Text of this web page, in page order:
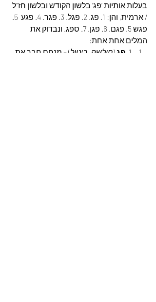
בעלות אותיות ‘פג’ בלשון הקודש ובלשון חז”ל
/ ארמית, והן: 1. פג. 2. פגל. 3. פגר. 4. פגע  5.
פגש 5. פגם. 6. פגן. 7. ספג. ונבדוק את
המלים אחת אחת:
1. פג (חולשה, ביטול) – מנחם חבר את